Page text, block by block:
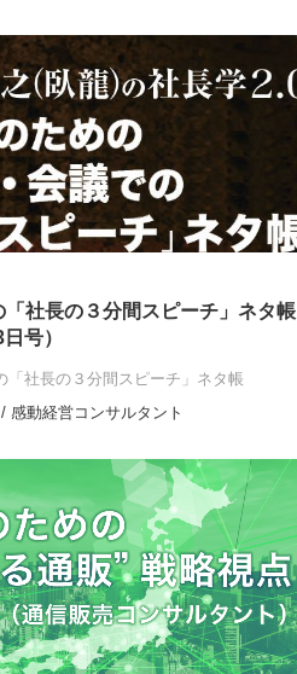
社長の３分間スピーチ」ネタ帳
号）
「社長の３分間スピーチ」ネタ帳
感動経営コンサルタント